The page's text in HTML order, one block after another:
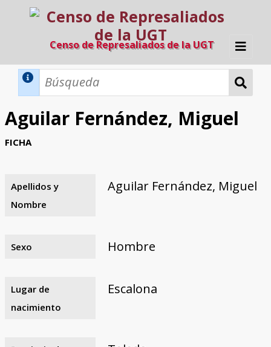
Censo de Represaliados de la UGT
Inicio
Razones y objetivos
El equipo
Colaboradores
Fuentes documentales
Aguilar Fernández, Miguel
FICHA
Apellidos y
Nombre
Aguilar Fernández, Miguel
Sexo Hombre
Lugar de
nacimiento
Escalona